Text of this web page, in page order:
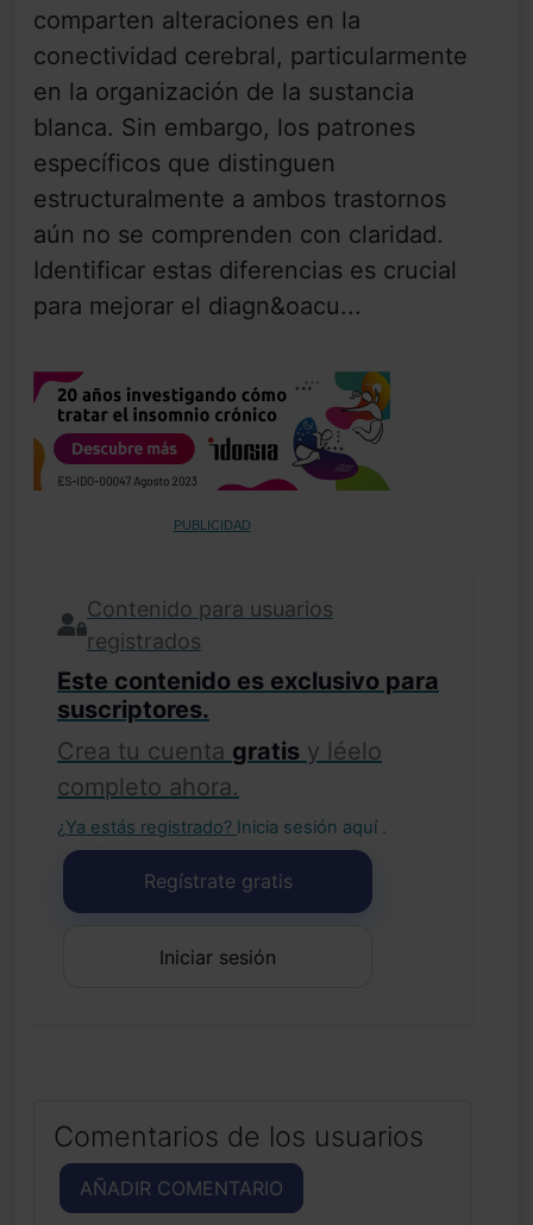
comparten alteraciones en la
conectividad cerebral, particularmente
en la organización de la sustancia
blanca. Sin embargo, los patrones
específicos que distinguen
estructuralmente a ambos trastornos
aún no se comprenden con claridad.
Identificar estas diferencias es crucial
para mejorar el diagn&oacu...
PUBLICIDAD
Contenido para usuarios
registrados
Este contenido es exclusivo para
suscriptores.
Crea tu cuenta gratis y léelo
completo ahora.
¿Ya estás registrado? Inicia sesión aquí .
Regístrate gratis
Iniciar sesión
Comentarios de los usuarios
AÑADIR COMENTARIO